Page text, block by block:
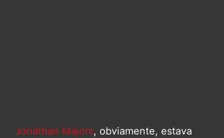
Jonathan Majors, obviamente, estava